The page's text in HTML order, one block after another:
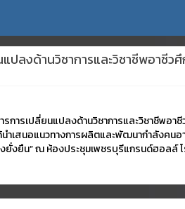
ลงด้านวิชาการและวิชาชีพอาชีว
ารเปลี่ยนแปลงด้านวิชาการและวิชาชีพอาชี
เสนอแนวทางการผลิตและพัฒนากำลังคน
ยืน” ณ ห้องประชุมเพชรบุรีแกรนด์ฮอลล์ โ